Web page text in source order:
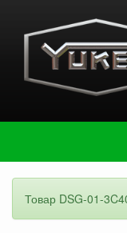
Товар DSG-01-